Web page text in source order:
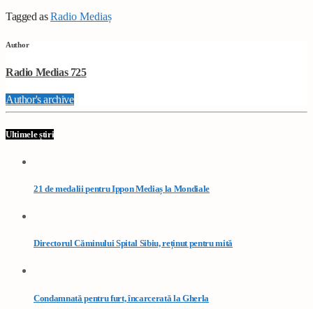
Tagged asRadio Mediaș
Author
Radio Medias 725
Author's archive
Ultimele știri
21 de medalii pentru Ippon Mediaș la Mondiale
Directorul Căminului Spital Sibiu, reținut pentru mită
Condamnată pentru furt, încarcerată la Gherla